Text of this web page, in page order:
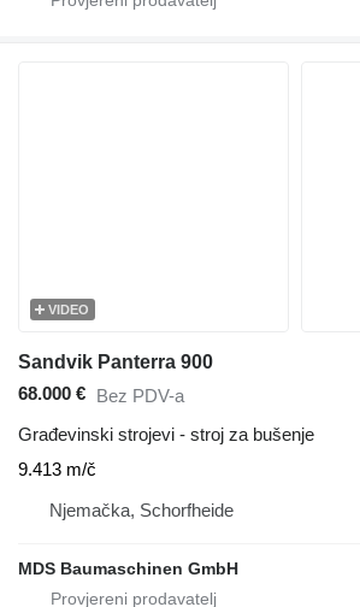
VIDEO
Sandvik Panterra 900
68.000 € Bez PDV-a
Građevinski strojevi - stroj za bušenje
9.413 m/č
Njemačka, Schorfheide
MDS Baumaschinen GmbH